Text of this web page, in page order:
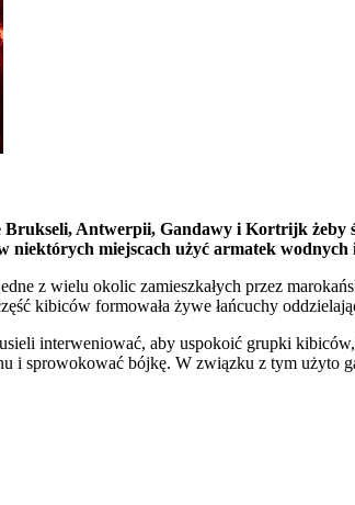
Antwerpii, Gandawy i Kortrijk żeby
niektórych miejscach użyć armatek wodnych
z wielu okolic zamieszkałych przez
kibiców formowała żywe łańcuchy
interweniować, aby uspokoić grupki
sprowokować bójkę. W związku z tym użyto